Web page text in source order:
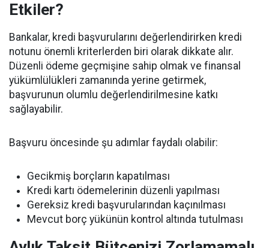
Etkiler?
Bankalar, kredi başvurularını değerlendirirken kredi
notunu önemli kriterlerden biri olarak dikkate alır.
Düzenli ödeme geçmişine sahip olmak ve finansal
yükümlülükleri zamanında yerine getirmek,
başvurunun olumlu değerlendirilmesine katkı
sağlayabilir.
Başvuru öncesinde şu adımlar faydalı olabilir:
Gecikmiş borçların kapatılması
Kredi kartı ödemelerinin düzenli yapılması
Gereksiz kredi başvurularından kaçınılması
Mevcut borç yükünün kontrol altında tutulması